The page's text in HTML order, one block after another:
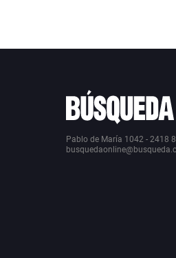
Pablo de María 1042 - 2418